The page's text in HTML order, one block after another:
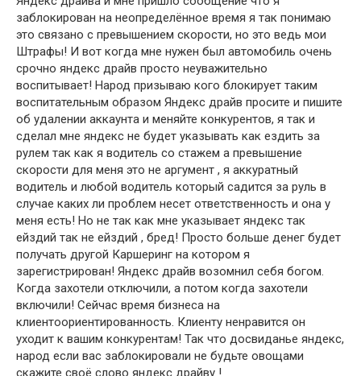
заблокирован на неопределённое время я так понимаю
это связано с превышением скорости, но это ведь мои
Штрафы! И вот когда мне нужен был автомобиль очень
срочно яндекс драйв просто неуважительно
воспитывает! Народ призываю кого блокирует таким
воспитательным образом Яндекс драйв просите и пишите
об удалении аккаунта и меняйте конкурентов, я так и
сделал мне яндекс не будет указывать как ездить за
рулем так как я водитель со стажем а превышение
скорости для меня это не аргумент , я аккуратный
водитель и любой водитель который садится за руль в
случае каких ли проблем несет ответственность и она у
меня есть! Но не так как мне указывает яндекс так
ейздий так не ейздий , бред! Просто больше денег будет
получать другой Каршеринг на котором я
зарегистрирован! Яндекс драйв возомнил себя богом.
Когда захотели отключили, а потом когда захотели
включили! Сейчас время бизнеса на
клиентоориентированность. Клиенту ненравится он
уходит к вашим конкурентам! Так что досвиданье яндекс,
народ если вас заблокировали не будьте овощами
скажите своё слово яндекс драйву !